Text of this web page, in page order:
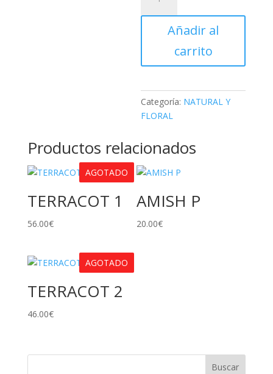
cantidad
Añadir al
carrito
Categoría: NATURAL Y
FLORAL
Productos relacionados
AGOTADO
TERRACOT 1
56.00€
AMISH P
20.00€
AGOTADO
TERRACOT 2
46.00€